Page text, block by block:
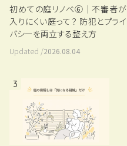
初めての庭リノベ⑥｜不審者が
入りにくい庭って？ 防犯とプライ
バシーを両立する整え方
Updated /2026.08.04
3